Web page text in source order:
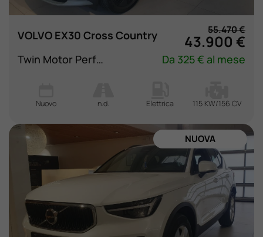
VOLVO EX30 Cross Country 55.470 €
43.900 €
Twin Motor Performance AWD Ultra Da 325 € al mese
Nuovo n.d. Elettrica 115 KW/156 CV
NUOVA